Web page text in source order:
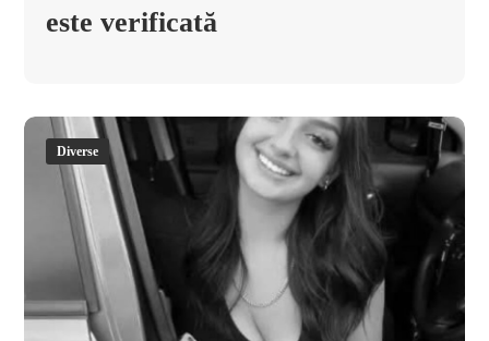
este verificată
Diverse